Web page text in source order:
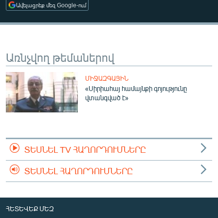
ՄԻՋԱԶԳԱՅԻՆ
ՄՇԱԿՈՒՅԹ
ՄԵԿՆԱԲԱՆՈՒԹՅՈՒՆ
ՏՏ ԵՒ ԻՆՏԵՐՆԵՏ
ԿՈՐՈՆԱՎԻՐՈՒՍ
ԱՐԽԻՎ
ԲԱՆԱՎԵՃ
ՁԳՏԵԼՈՎ ԼԱՎԱԳՈՒՅՆԻՆ
ՓՈԴՔԱՍԹ
Հայերեն
Ավելացրեք մեզ Google-ում
Առնչվող թեմաներով
ՄԻՋԱԶԳԱՅԻՆ
«Սիրիահայ համայնքի գոյությունը
վտանգված է»
ՏԵՍՆԵԼ TV ՀԱՂՈՐԴՈՒՄՆԵՐԸ
ՏԵՍՆԵԼ ՀԱՂՈՐԴՈՒՄՆԵՐԸ
ՀԵՏԵՎԵՔ ՄԵԶ